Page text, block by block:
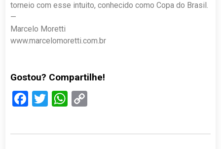
torneio com esse intuito, conhecido como Copa do Brasil.
—
Marcelo Moretti
www.marcelomoretti.com.br
Gostou? Compartilhe!
Facebook
TwitterWhatsApp